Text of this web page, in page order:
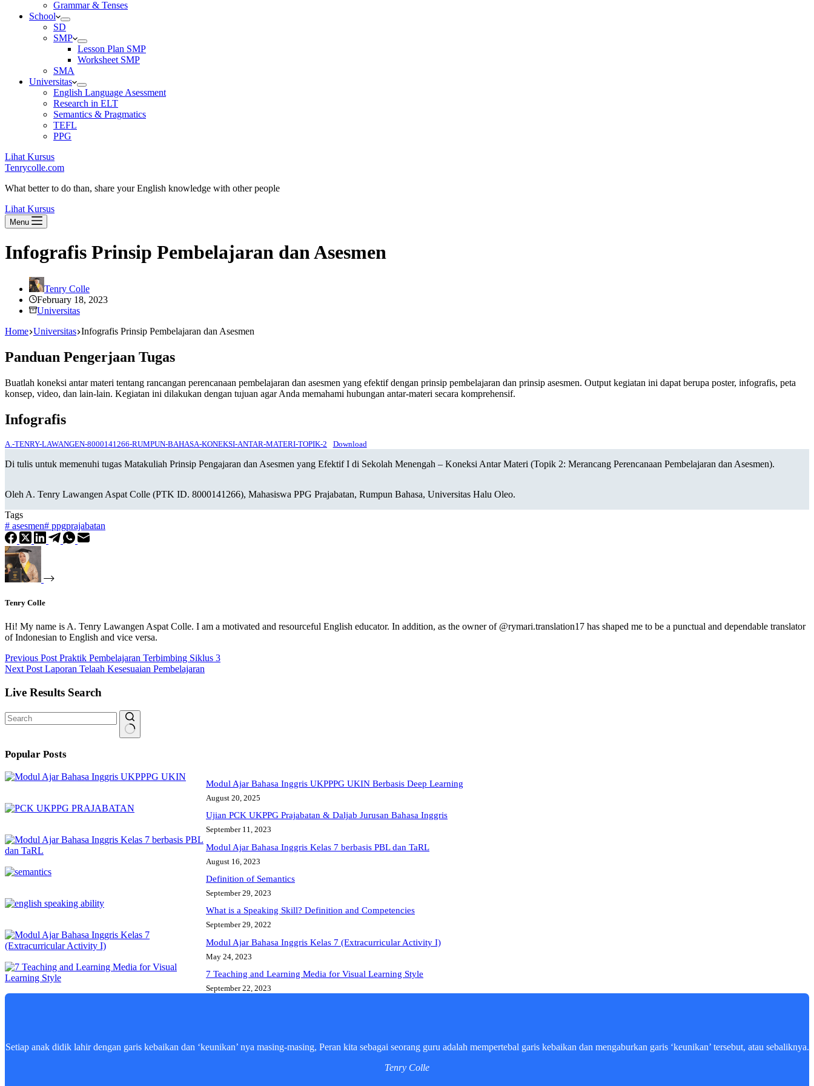
Grammar & Tenses
School
SD
SMP
Lesson Plan SMP
Worksheet SMP
SMA
Universitas
English Language Asessment
Research in ELT
Semantics & Pragmatics
TEFL
PPG
Lihat Kursus
Tenrycolle.com
What better to do than, share your English knowledge with other people
Lihat Kursus
Menu
Infografis Prinsip Pembelajaran dan Asesmen
Tenry Colle
February 18, 2023
Universitas
Home Universitas Infografis Prinsip Pembelajaran dan Asesmen
Panduan Pengerjaan Tugas
Buatlah koneksi antar materi tentang rancangan perencanaan pembelajaran dan asesmen yang efektif dengan prinsip pembelajaran dan prinsip asesmen. Output kegiatan ini dapat berupa poster, infografis, peta
konsep, video, dan lain-lain. Kegiatan ini dilakukan dengan tujuan agar Anda memahami hubungan antar-materi secara komprehensif.
Infografis
A.-TENRY-LAWANGEN-8000141266-RUMPUN-BAHASA-KONEKSI-ANTAR-MATERI-TOPIK-2 Download
Di tulis untuk memenuhi tugas Matakuliah Prinsip Pengajaran dan Asesmen yang Efektif I di Sekolah Menengah – Koneksi Antar Materi (Topik 2: Merancang Perencanaan Pembelajaran dan Asesmen).
Oleh A. Tenry Lawangen Aspat Colle (PTK ID. 8000141266), Mahasiswa PPG Prajabatan, Rumpun Bahasa, Universitas Halu Oleo.
Tags
# asesmen# ppgprajabatan
Tenry Colle
Hi! My name is A. Tenry Lawangen Aspat Colle. I am a motivated and resourceful English educator. In addition, as the owner of @rymari.translation17 has shaped me to be a punctual and dependable translator
of Indonesian to English and vice versa.
Previous Post Praktik Pembelajaran Terbimbing Siklus 3
Next Post Laporan Telaah Kesesuaian Pembelajaran
Live Results Search
results
Popular Posts
Modul Ajar Bahasa Inggris UKPPPG UKIN Berbasis Deep Learning
August 20, 2025
Ujian PCK UKPPG Prajabatan & Daljab Jurusan Bahasa Inggris
September 11, 2023
Modul Ajar Bahasa Inggris Kelas 7 berbasis PBL dan TaRL
August 16, 2023
Definition of Semantics
September 29, 2023
What is a Speaking Skill? Definition and Competencies
September 29, 2022
Modul Ajar Bahasa Inggris Kelas 7 (Extracurricular Activity I)
May 24, 2023
7 Teaching and Learning Media for Visual Learning Style
September 22, 2023
Setiap anak didik lahir dengan garis kebaikan dan ‘keunikan’ nya masing-masing, Peran kita sebagai seorang guru adalah mempertebal garis kebaikan dan mengaburkan garis ‘keunikan’ tersebut, atau sebaliknya.
Tenry Colle